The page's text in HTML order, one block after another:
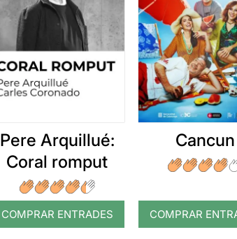
Pere Arquillué:
Coral romput
COMPRAR ENTRADES
Cancun
COMPRAR